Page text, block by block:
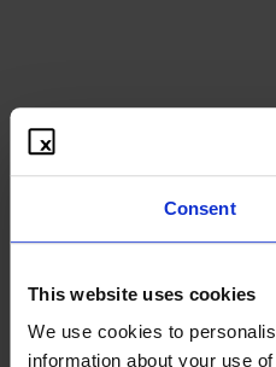
Consent
This website uses cookies
We use cookies to
information about your use